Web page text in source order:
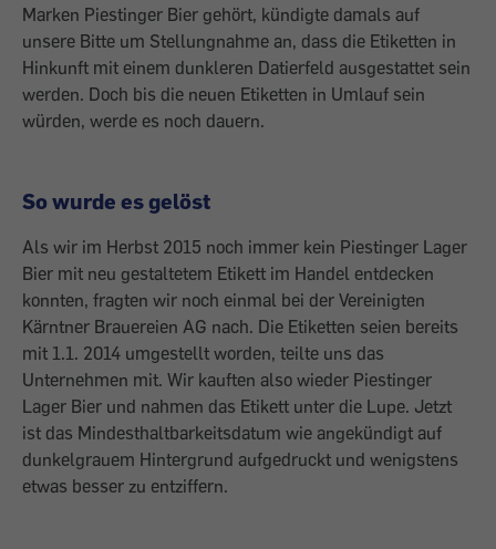
Marken Piestinger Bier gehört, kündigte damals auf
unsere Bitte um Stellungnahme an, dass die Etiketten in
Hinkunft mit einem dunkleren Datierfeld ausgestattet sein
werden. Doch bis die neuen Etiketten in Umlauf sein
würden, werde es noch dauern.
So wurde es gelöst
Als wir im Herbst 2015 noch immer kein Piestinger Lager
Bier mit neu gestaltetem Etikett im Handel entdecken
konnten, fragten wir noch einmal bei der Vereinigten
Kärntner Brauereien AG nach. Die Etiketten seien bereits
mit 1.1. 2014 umgestellt worden, teilte uns das
Unternehmen mit. Wir kauften also wieder Piestinger
Lager Bier und nahmen das Etikett unter die Lupe. Jetzt
ist das Mindesthaltbarkeitsdatum wie angekündigt auf
dunkelgrauem Hintergrund aufgedruckt und wenigstens
etwas besser zu entziffern.